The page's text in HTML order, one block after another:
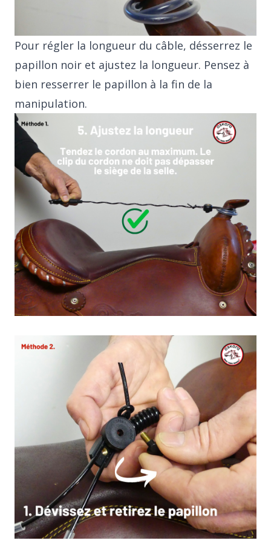
Pour régler la longueur du câble, désserrez le
papillon noir et ajustez la longueur. Pensez à
bien resserrer le papillon à la fin de la
manipulation.